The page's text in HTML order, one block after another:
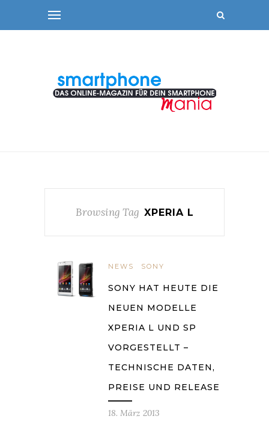
Browsing Tag XPERIA L
NEWS SONY
SONY HAT HEUTE DIE
NEUEN MODELLE
XPERIA L UND SP
VORGESTELLT –
TECHNISCHE DATEN,
PREISE UND RELEASE
18. März 2013